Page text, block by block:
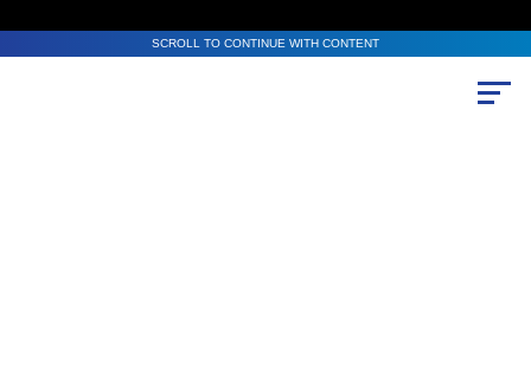
SCROLL TO CONTINUE WITH CONTENT